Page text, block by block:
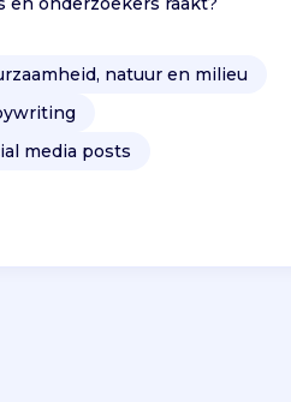
natuur en milieu
media posts